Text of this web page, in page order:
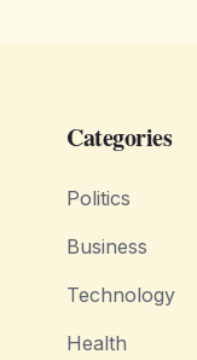
Categories
Politics
Business
Technology
Health